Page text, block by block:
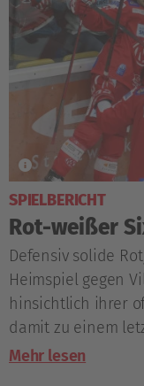
SPIELBERICHT
Rot-weißer
Defensiv solide
Heimspiel gegen
hinsichtlich ihrer
damit zu einem
Mehr lesen